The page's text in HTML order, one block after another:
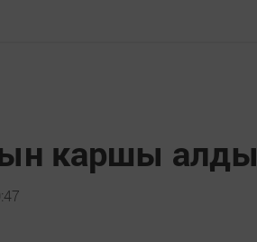
каршы алды